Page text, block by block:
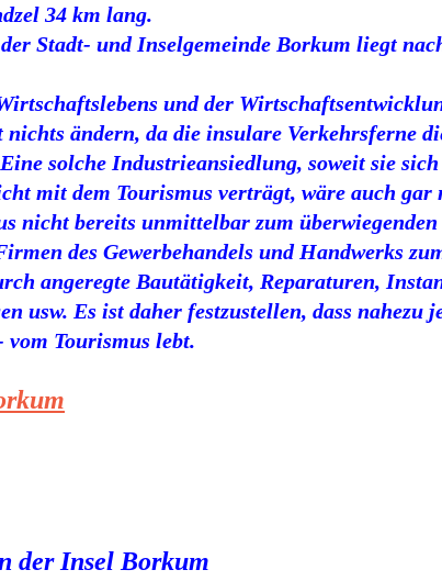
34 km lang.
Stadt- und Inselgemeinde Borkum liegt
und der
ändern, da die insulare Verkehrsferne
solche Industrieansiedlung, soweit sie
mit dem Tourismus verträgt, wäre auch gar
nicht bereits unmittelbar zum
des Gewerbehandels und Handwerks
angeregte Bautätigkeit, Reparaturen,
usw. Es ist daher festzustellen, dass nahezu
Tourismus lebt.
der Insel Borkum